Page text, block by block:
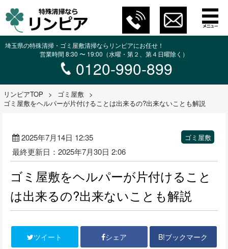
埼玉県の特殊清掃・ゴミ屋敷清掃ならリンピアにお任せ！
営業時間 8:30 〜 19:00（水曜・第２、第４日曜除く）
0120-990-899
リンピアTOP > ゴミ屋敷 >
ゴミ屋敷をヘルパーが片付けることは出来るの?出来ないことも解説
2025年7月14日 12:35
最終更新日：2025年7月30日 2:06
ゴミ屋敷
ゴミ屋敷をヘルパーが片付けること
は出来るの?出来ないことも解説
ツイート シェア B!ブックマーク